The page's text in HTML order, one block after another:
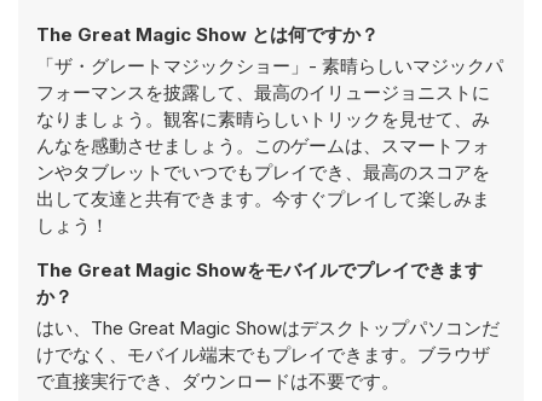
The Great Magic Show とは何ですか？
「ザ・グレートマジックショー」- 素晴らしいマジックパ
フォーマンスを披露して、最高のイリュージョニストに
なりましょう。観客に素晴らしいトリックを見せて、み
んなを感動させましょう。このゲームは、スマートフォ
ンやタブレットでいつでもプレイでき、最高のスコアを
出して友達と共有できます。今すぐプレイして楽しみま
しょう！
The Great Magic Showをモバイルでプレイできます
か？
はい、The Great Magic Showはデスクトップパソコンだ
けでなく、モバイル端末でもプレイできます。ブラウザ
で直接実行でき、ダウンロードは不要です。